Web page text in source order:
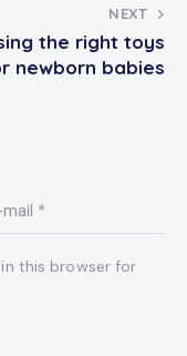
NEXT
the right toys
newborn babies
this browser for